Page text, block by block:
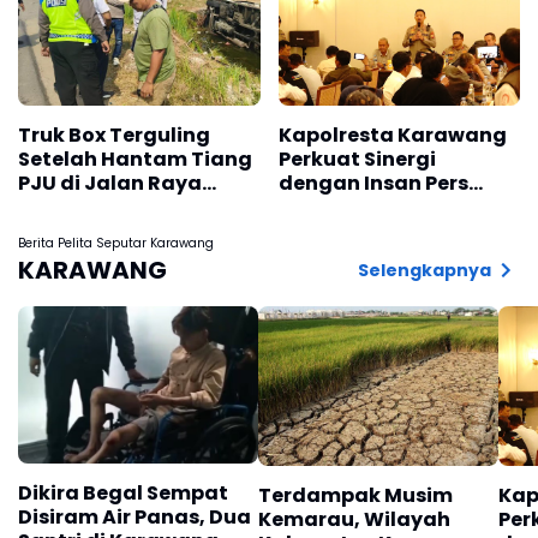
Truk Box Terguling
Setelah Hantam Tiang
PJU di Jalan Raya
Barat
Kapolresta Karawang
Perkuat Sinergi
dengan Insan Pers
Berita Pelita Seputar Karawang
KARAWANG Selengkapnya
Dikira Begal Sempat
Disiram Air Panas, Dua
Terdampak Musim
Kemarau, Wilayah